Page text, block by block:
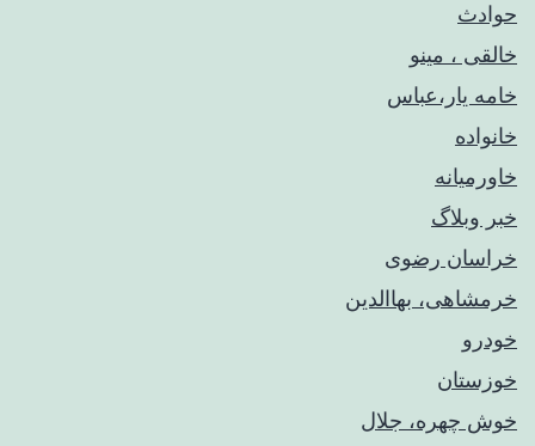
حوادث
خالقی ، مینو
خامه یار،عباس
خانواده
خاورمیانه
خبر وبلاگ
خراسان رضوی
خرمشاهی، بهاالدین
خودرو
خوزستان
خوش چهره، جلال